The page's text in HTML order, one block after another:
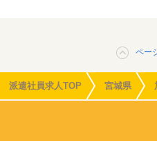
ペー
派遣社員求人TOP 宮城県